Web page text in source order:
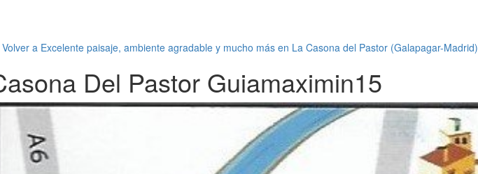
Volver a Excelente paisaje, ambiente agradable y mucho más en La Casona del Pastor (Galapagar-Madrid)
Del Pastor Guiamaximin15